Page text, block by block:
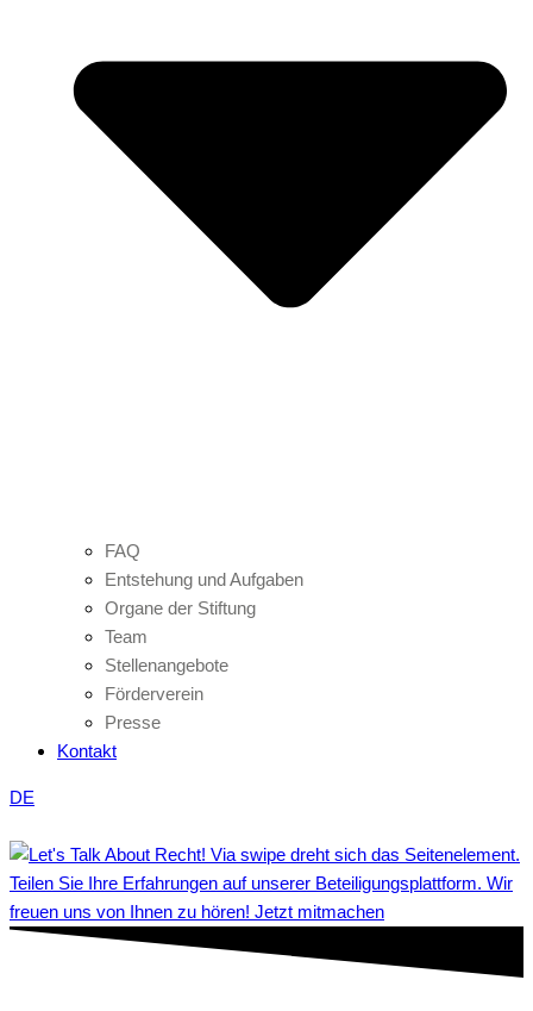
FAQ
Entstehung und Aufgaben
Organe der Stiftung
Team
Stellenangebote
Förderverein
Presse
Kontakt
DE
Teilen Sie Ihre Erfahrungen auf unserer Beteiligungsplattform. Wir
freuen uns von Ihnen zu hören! Jetzt mitmachen